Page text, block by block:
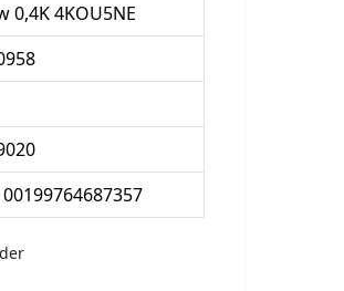
0,4K 4KOU5NE
00199764687357